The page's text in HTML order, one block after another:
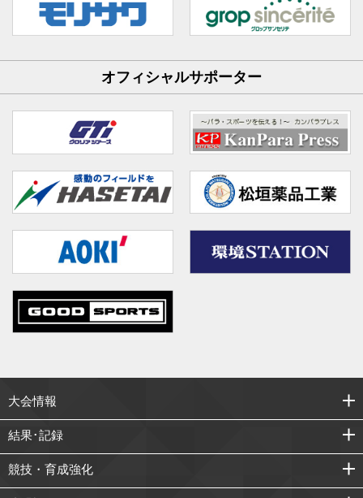
オフィシャルサポーター
大会情報
結果･記録
競技・育成強化